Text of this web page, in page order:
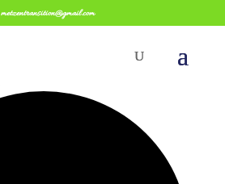
metzentransition@gmail.com